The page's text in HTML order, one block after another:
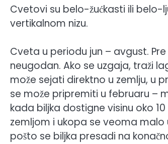
Cvetovi su belo-žućkasti ili belo-
vertikalnom nizu.
Cveta u periodu jun – avgust.
neugodan. Ako se uzgaja, traži
može sejati direktno u zemlju, u
se može pripremiti u februaru –
kada biljka dostigne visinu oko
zemljom i ukopa se veoma malo
pošto se biljka presadi na